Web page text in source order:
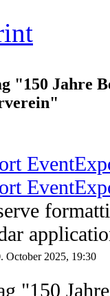
"150 Jahre
October 2025, 19:30
"150